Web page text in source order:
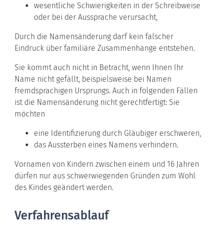
wesentliche Schwierigkeiten in der Schreibweise
oder bei der Aussprache verursacht,
Durch die Namensänderung darf kein falscher
Eindruck über familiäre Zusammenhänge entstehen.
Sie kommt auch nicht in Betracht, wenn Ihnen Ihr
Name nicht gefällt, beispielsweise bei Namen
fremdsprachigen Ursprungs. Auch in folgenden Fällen
ist die Namensänderung nicht gerechtfertigt: Sie
möchten
eine Identifizierung durch Gläubiger erschweren,
das Aussterben eines Namens verhindern.
Vornamen von Kindern zwischen einem und 16 Jahren
dürfen nur aus schwerwiegenden Gründen zum Wohl
des Kindes geändert werden.
Verfahrensablauf